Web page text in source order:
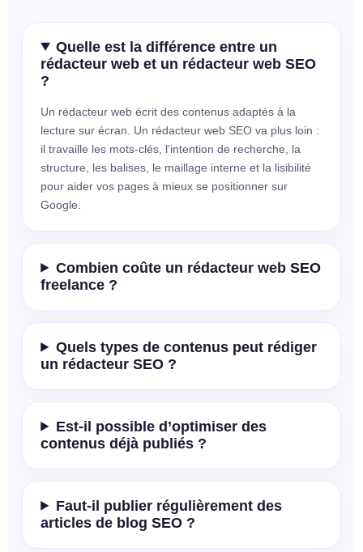
Quelle est la différence entre un
rédacteur web et un rédacteur web SEO
?
Un rédacteur web écrit des contenus adaptés à la
lecture sur écran. Un rédacteur web SEO va plus loin :
il travaille les mots-clés, l’intention de recherche, la
structure, les balises, le maillage interne et la lisibilité
pour aider vos pages à mieux se positionner sur
Google.
Combien coûte un rédacteur web SEO
freelance ?
Quels types de contenus peut rédiger
un rédacteur SEO ?
Est-il possible d’optimiser des
contenus déjà publiés ?
Faut-il publier régulièrement des
articles de blog SEO ?